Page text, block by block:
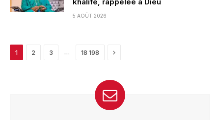
5 AOÛT 2026
1 2 3 … 18 198 Next